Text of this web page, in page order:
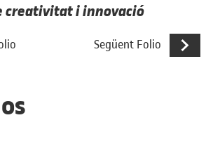
creativitat i innovació
Repte de creativitat: creació d’un mood
Següent Folio Manual